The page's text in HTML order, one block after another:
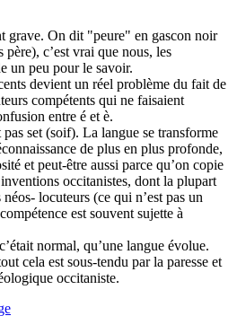
grave. On dit "peure" en gascon noir
c’est vrai que nous, les
un peu pour le savoir.
devient un réel problème du fait de
compétents qui ne faisaient
entre é et è.
pas set (soif). La langue se transforme
de plus en plus profonde,
et peut-être aussi parce qu’on copie
occitanistes, dont la plupart
locuteurs (ce qui n’est pas un
est souvent sujette à
normal, qu’une langue évolue.
cela est sous-tendu par la paresse et
occitaniste.